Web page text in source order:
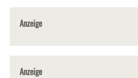
Anzeige
Anzeige